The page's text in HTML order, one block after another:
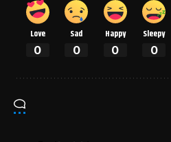
Love
0
Sad
0
Happy
0
Sleepy
0